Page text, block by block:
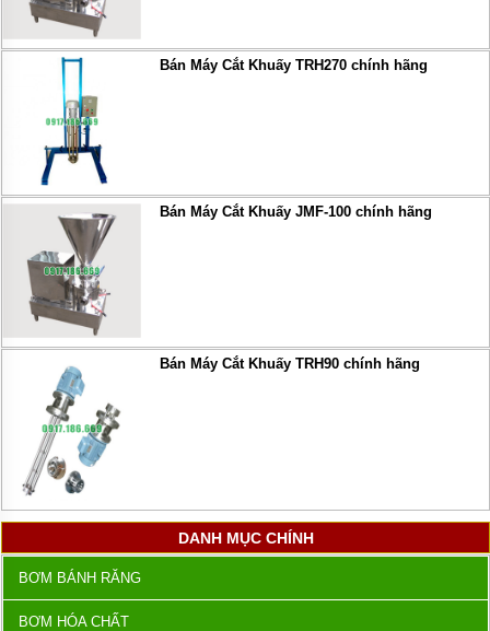
Bán Máy Cắt Khuấy TRH270 chính hãng
Bán Máy Cắt Khuấy JMF-100 chính hãng
Bán Máy Cắt Khuấy TRH90 chính hãng
DANH MỤC CHÍNH
BƠM BÁNH RĂNG
BƠM HÓA CHẤT